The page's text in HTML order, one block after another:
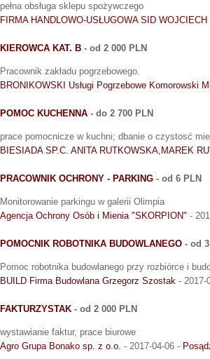
pełna obsługa sklepu spożywczego
FIRMA HANDLOWO-USŁUGOWA SID
KIEROWCA KAT. B - od 2 000 PLN
Pracownik zakładu pogrzebowego.
BRONIKOWSKI Usługi Pogrzebowe Komorowski
POMOC KUCHENNA - do 2 700 PLN
prace pomocnicze w kuchni; dbanie o czystosć
BIESIADA SP.C. ANITA RUTKOWSKA,MAREK
PRACOWNIK OCHRONY - PARKING - od 6 PLN
Monitorowanie parkingu w galerii Olimpia
Agencja Ochrony Osób i Mienia "SKORPION" -
POMOCNIK ROBOTNIKA BUDOWLANEGO - od
Pomoc robotnika budowlanego przy rozbiórce i
BUILD Firma Budowlana Grzegorz Szostak - 2017-
FAKTURZYSTAK - od 2 000 PLN
wystawianie faktur, prace biurowe
Agro Grupa Bonako sp. z o.o. - 2017-04-06 -